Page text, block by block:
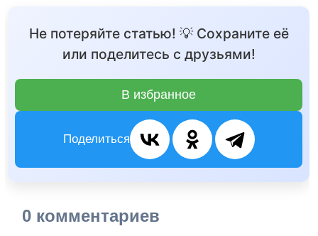
Не потеряйте статью! 💡 Сохраните её
или поделитесь с друзьями!
В избранное
Поделиться
0 комментариев